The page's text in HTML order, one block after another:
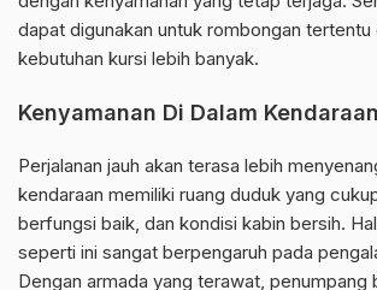
dapat digunakan untuk rombongan tertentu
kebutuhan kursi lebih banyak.
Kenyamanan Di Dalam Kendaraan
Perjalanan jauh akan terasa lebih
kendaraan memiliki ruang duduk yang
berfungsi baik, dan kondisi kabin bersih.
seperti ini sangat berpengaruh pada
Dengan armada yang terawat, penumpang